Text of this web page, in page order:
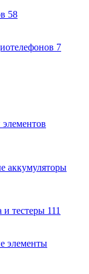
58
7
аккумуляторы
и тестеры 111
элементы